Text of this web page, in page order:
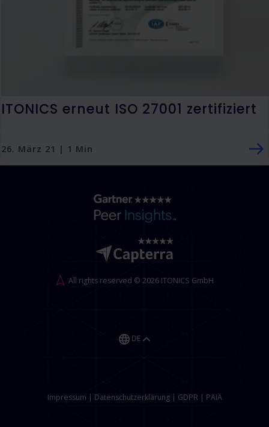
ITONICS erneut ISO 27001 zertifiziert
26. März 21 | 1 Min
All rights reserved © 2026 ITONICS GmbH
DE
Impressum | Datenschutzerklärung| GDPR | PAIA